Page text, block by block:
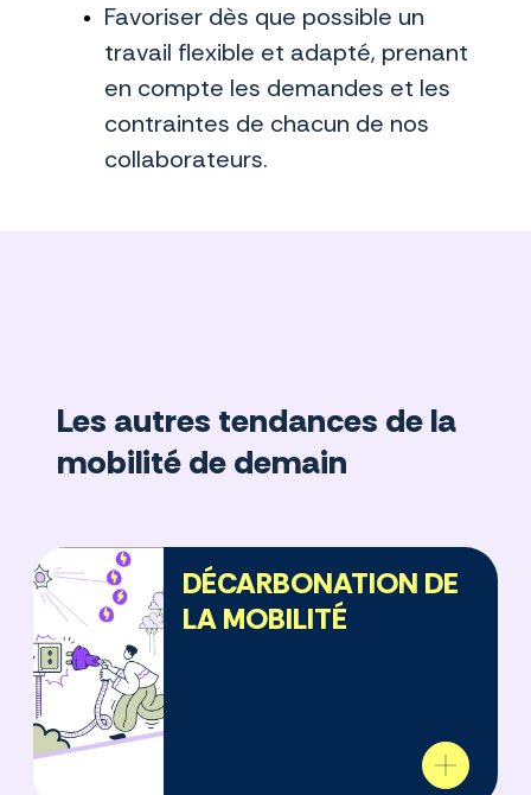
Favoriser dès que possible un
travail flexible et adapté, prenant
en compte les demandes et les
contraintes de chacun de nos
collaborateurs.
Les autres tendances de la
mobilité de demain
DÉCARBONATION DE
LA MOBILITÉ